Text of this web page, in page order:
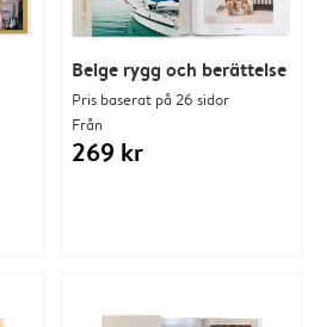
Beige rygg och berättelse
Pris baserat på 26 sidor
Från
269 kr